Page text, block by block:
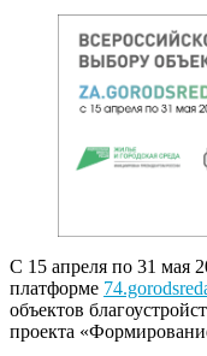
С 15 апреля по 31 мая
платформе
объектов
проекта